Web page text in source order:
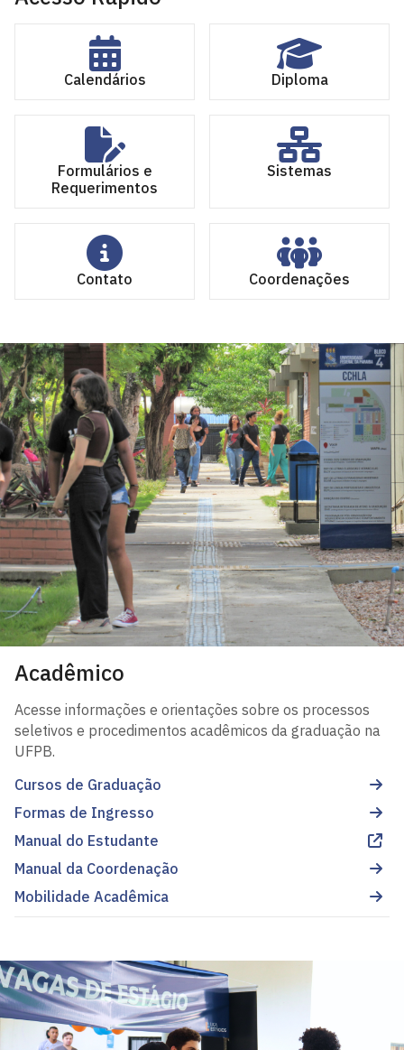
Calendários Diploma
Formulários e
Requerimentos
Sistemas
Contato Coordenações
Acadêmico
Acesse informações e orientações sobre os processos
seletivos e procedimentos acadêmicos da graduação na
UFPB.
Cursos de Graduação
Formas de Ingresso
Manual do Estudante
Manual da Coordenação
Mobilidade Acadêmica